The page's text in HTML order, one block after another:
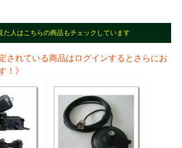
た人はこちらの商品もチェックしています
されている商品はログインするとさらにお
！》